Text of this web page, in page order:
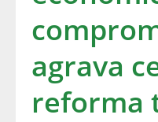
agrava
reforma